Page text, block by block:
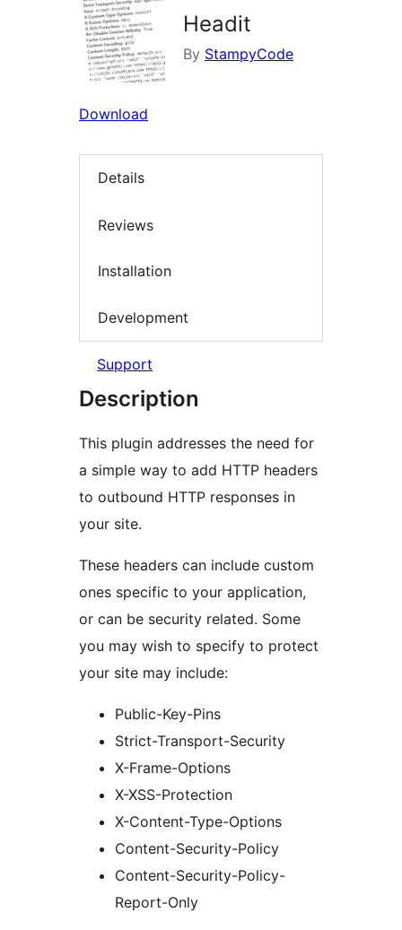
Headit
By StampyCode
Download
Details
Reviews
Installation
Development
Support
Description
This plugin addresses the need for
a simple way to add HTTP headers
to outbound HTTP responses in
your site.
These headers can include custom
ones specific to your application,
or can be security related. Some
you may wish to specify to protect
your site may include:
Public-Key-Pins
Strict-Transport-Security
X-Frame-Options
X-XSS-Protection
X-Content-Type-Options
Content-Security-Policy
Content-Security-Policy-
Report-Only